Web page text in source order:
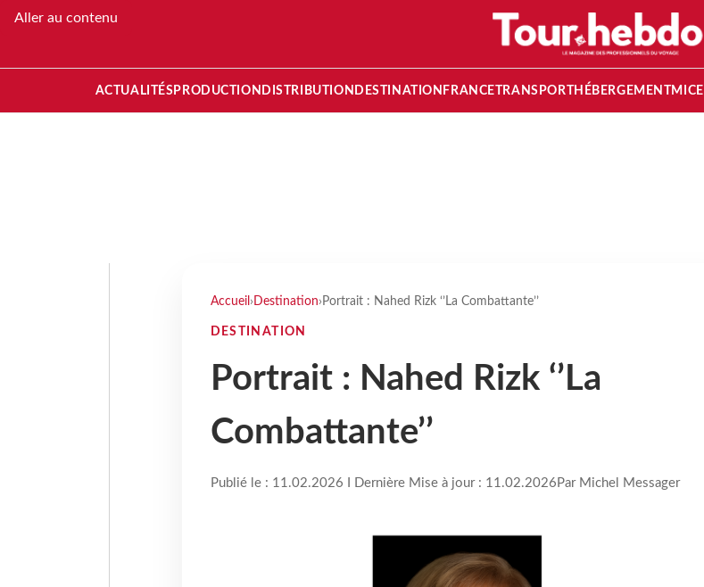
Aller au contenu
ACTUALITÉS PRODUCTION DISTRIBUTION DESTINATION FRANCETRANSPORT HÉBERGEMENTMICE
Accueil › Destination› Portrait : Nahed Rizk ‘’La Combattante’’
DESTINATION
Portrait : Nahed Rizk ‘’La
Combattante’’
Publié le : 11.02.2026 I Dernière Mise à jour : 11.02.2026 Par Michel Messager